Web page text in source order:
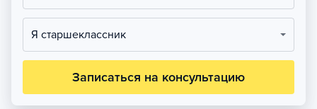
Я старшеклассник
Записаться на консультацию